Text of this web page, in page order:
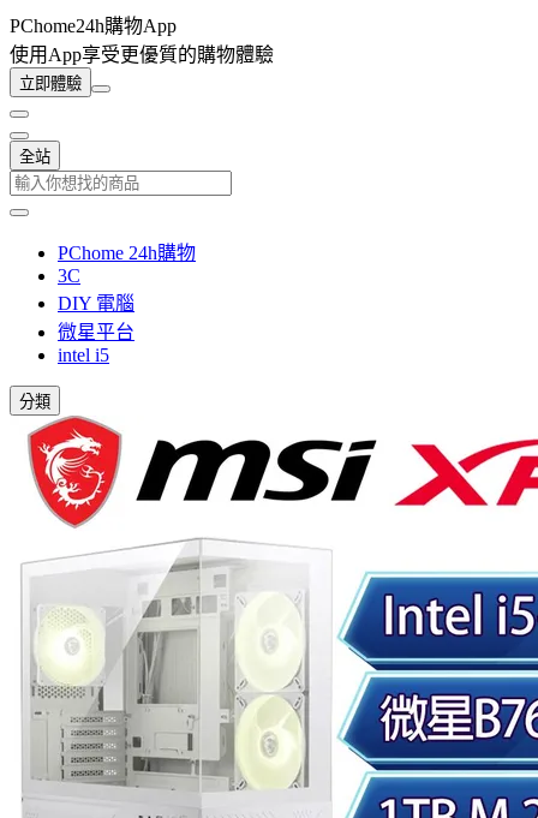
PChome24h購物App
使用App享受更優質的購物體驗
立即體驗
全站
PChome 24h購物
3C
DIY 電腦
微星平台
intel i5
分類